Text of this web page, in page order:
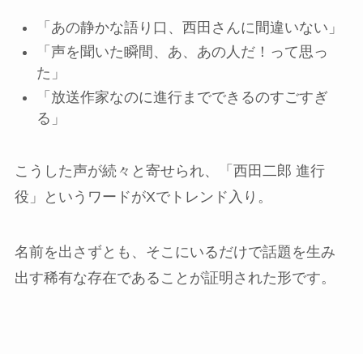
「あの静かな語り口、西田さんに間違いない」
「声を聞いた瞬間、あ、あの人だ！って思っ
た」
「放送作家なのに進行までできるのすごすぎ
る」
こうした声が続々と寄せられ、「西田二郎 進行
役」というワードがXでトレンド入り。
名前を出さずとも、そこにいるだけで話題を生み
出す稀有な存在であることが証明された形です。